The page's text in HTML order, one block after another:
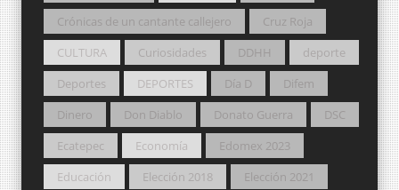
Crónicas de un cantante callejero
Cruz Roja
CULTURA
Curiosidades DDHH
deporte
Deportes
DEPORTES Día D
Difem
Dinero
Don Diablo Donato Guerra
DSC
Ecatepec
Economía
Edomex 2023
Educación
Elección 2018
Elección 2021